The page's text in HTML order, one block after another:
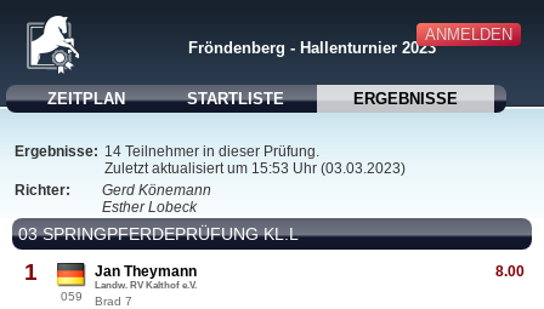
ANMELDEN
Fröndenberg - Hallenturnier 2023
ZEITPLAN STARTLISTE ERGEBNISSE
Ergebnisse: 14 Teilnehmer in dieser Prüfung.
Zuletzt aktualisiert um 15:53 Uhr (03.03.2023)
Richter:
Gerd Könemann
Esther Lobeck
03 SPRINGPFERDEPRÜFUNG KL.L
1
059
8.00
Jan Theymann
Landw. RV Kalthof e.V.
Brad 7